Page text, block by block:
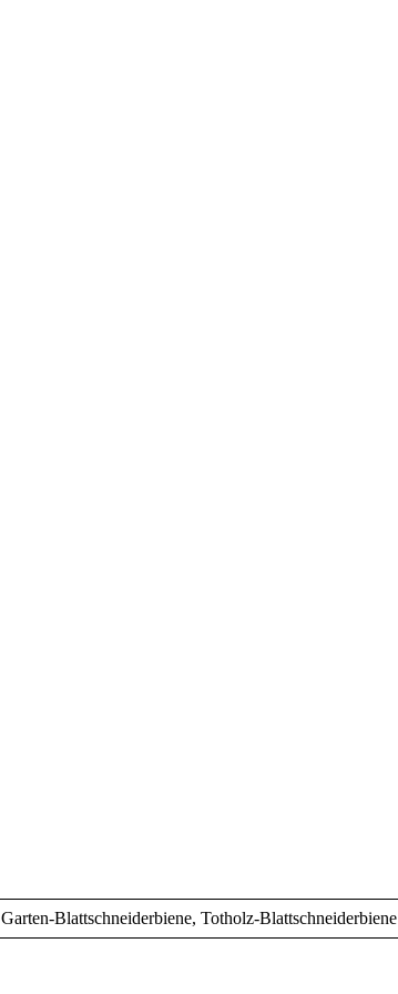
Garten-Blattschneiderbiene, Totholz-Blattschneiderbiene